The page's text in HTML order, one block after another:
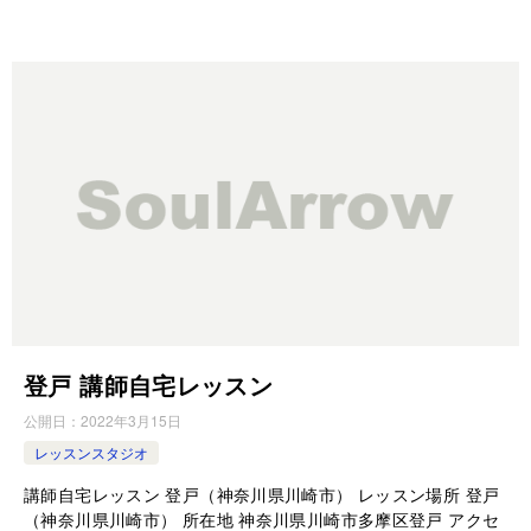
登戸 講師自宅レッスン
公開日： 2022年3月15日
レッスンスタジオ
講師自宅レッスン 登戸（神奈川県川崎市） レッスン場所 登戸
（神奈川県川崎市） 所在地 神奈川県川崎市多摩区登戸 アクセ